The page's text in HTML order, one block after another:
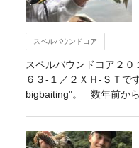
スペルバウンドコア
スペルバウンドコア２０
６３‐１／２ＸＨ‐ＳＴ
bigbaiting"。 数年前から